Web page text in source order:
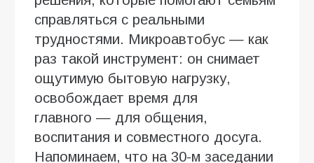
справляться с реальными
трудностями. Микроавтобус — как
раз такой инструмент: он снимает
ощутимую бытовую нагрузку,
освобождает время для
главного — для общения,
воспитания и совместного досуга.
Напоминаем, что на 30-м заседании